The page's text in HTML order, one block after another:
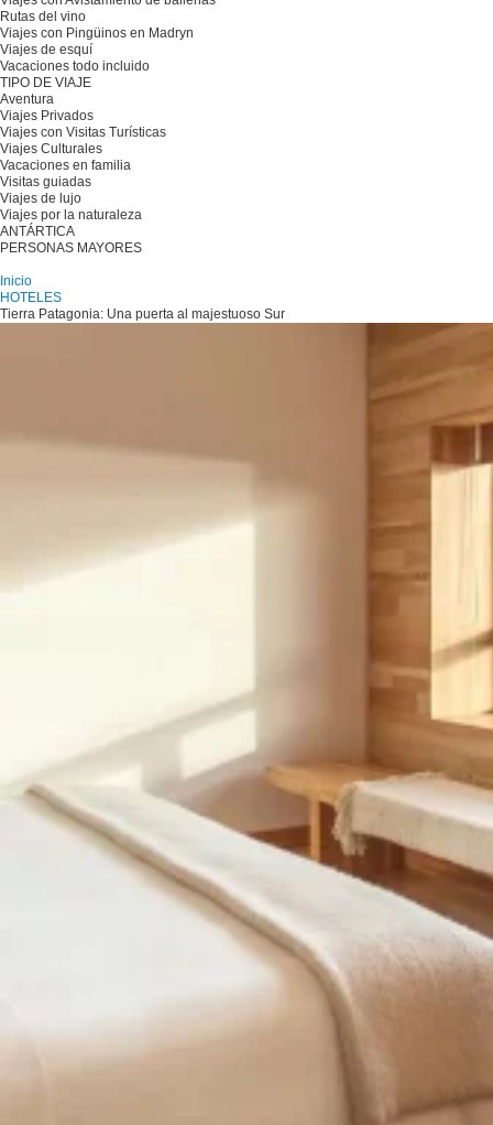
Rutas del vino
Viajes con Pingüinos en Madryn
Viajes de esquí
Vacaciones todo incluido
TIPO DE VIAJE
Aventura
Viajes Privados
Viajes con Visitas Turísticas
Viajes Culturales
Vacaciones en familia
Visitas guiadas
Viajes de lujo
Viajes por la naturaleza
ANTÁRTICA
PERSONAS MAYORES
Inicio
HOTELES
Tierra Patagonia: Una puerta al majestuoso Sur